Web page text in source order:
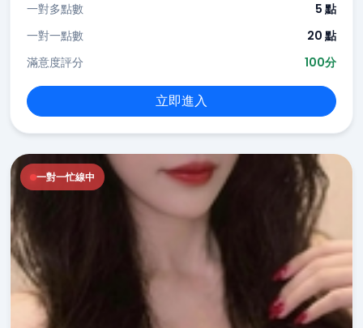
一對多點數
5 點
一對一點數
20 點
滿意度評分
100分
立即進入
一對一忙線中